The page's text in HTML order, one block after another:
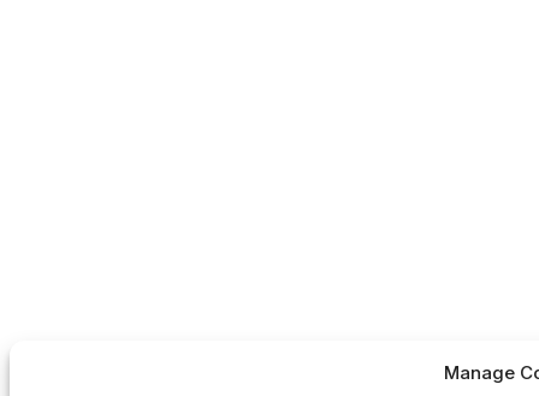
Manage